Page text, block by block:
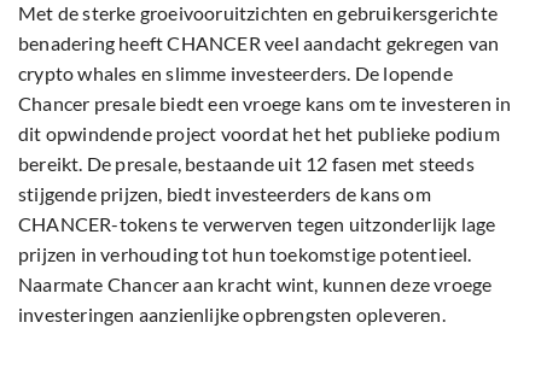
Met de sterke groeivooruitzichten en gebruikersgerichte
benadering heeft CHANCER veel aandacht gekregen van
crypto whales en slimme investeerders. De lopende
Chancer presale biedt een vroege kans om te investeren in
dit opwindende project voordat het het publieke podium
bereikt. De presale, bestaande uit 12 fasen met steeds
stijgende prijzen, biedt investeerders de kans om
CHANCER-tokens te verwerven tegen uitzonderlijk lage
prijzen in verhouding tot hun toekomstige potentieel.
Naarmate Chancer aan kracht wint, kunnen deze vroege
investeringen aanzienlijke opbrengsten opleveren.